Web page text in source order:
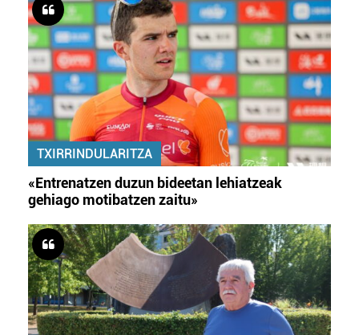
TXIRRINDULARITZA
«Entrenatzen duzun bideetan lehiatzeak
gehiago motibatzen zaitu»